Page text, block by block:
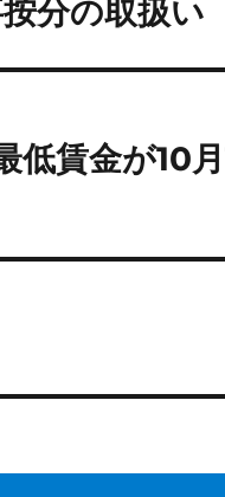
k
分の取扱い
低賃金が10